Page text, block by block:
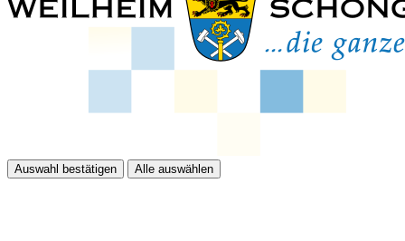
Auswahl bestätigen Alle auswählen